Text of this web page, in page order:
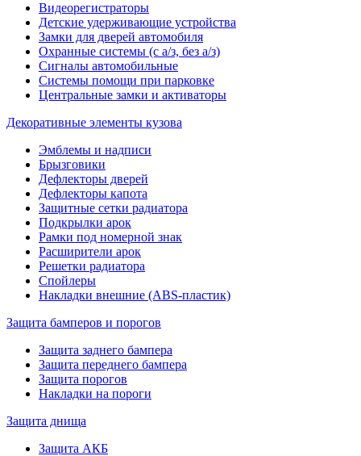
Видеорегистраторы
Детские удерживающие устройства
Замки для дверей автомобиля
Охранные системы (с а/з, без а/з)
Сигналы автомобильные
Системы помощи при парковке
Центральные замки и активаторы
Декоративные элементы кузова
Эмблемы и надписи
Брызговики
Дефлекторы дверей
Дефлекторы капота
Защитные сетки радиатора
Подкрылки арок
Рамки под номерной знак
Расширители арок
Решетки радиатора
Спойлеры
Накладки внешние (ABS-пластик)
Защита бамперов и порогов
Защита заднего бампера
Защита переднего бампера
Защита порогов
Накладки на пороги
Защита днища
Защита АКБ